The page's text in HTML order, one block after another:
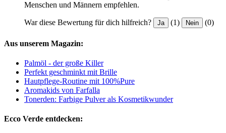
Menschen und Männern empfehlen.
War diese Bewertung für dich hilfreich? Ja (1) Nein (0)
Aus unserem Magazin:
Palmöl - der große Killer
Perfekt geschminkt mit Brille
Hautpflege-Routine mit 100%Pure
Aromakids von Farfalla
Tonerden: Farbige Pulver als Kosmetikwunder
Ecco Verde entdecken: